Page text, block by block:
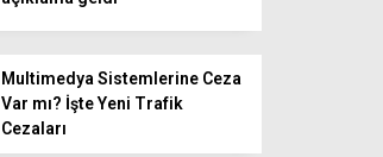
Multimedya Sistemlerine Ceza
Var mı? İşte Yeni Trafik
Cezaları